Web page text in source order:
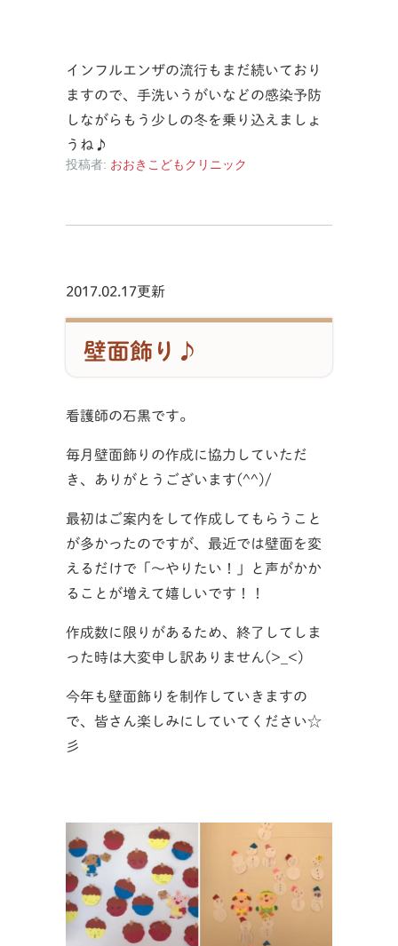
インフルエンザの流行もまだ続いており
ますので、手洗いうがいなどの感染予防
しながらもう少しの冬を乗り込えましょ
うね♪
投稿者: おおきこどもクリニック
2017.02.17更新
壁面飾り♪
看護師の石黒です。
毎月壁面飾りの作成に協力していただ
き、ありがとうございます(^^)/
最初はご案内をして作成してもらうこと
が多かったのですが、最近では壁面を変
えるだけで「～やりたい！」と声がかか
ることが増えて嬉しいです！！
作成数に限りがあるため、終了してしま
った時は大変申し訳ありません(>_<)
今年も壁面飾りを制作していきますの
で、皆さん楽しみにしていてください☆
彡